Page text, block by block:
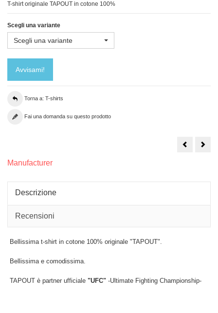
T-shirt originale TAPOUT in cotone 100%
Scegli una variante
Scegli una variante
Avvisami!
Torna a: T-shirts
Fai una domanda su questo prodotto
COD.
Manufacturer
Descrizione
Recensioni
Bellissima t-shirt in cotone 100% originale "TAPOUT".
Bellissima e comodissima.
TAPOUT è partner ufficiale "UFC" -Ultimate Fighting Championship-